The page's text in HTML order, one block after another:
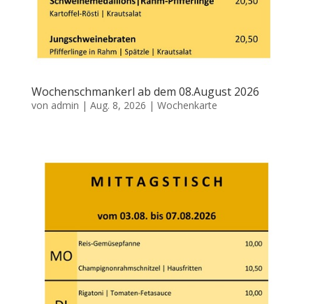
Wochenschmankerl ab dem 08.August 2026
von admin | Aug. 8, 2026 | Wochenkarte